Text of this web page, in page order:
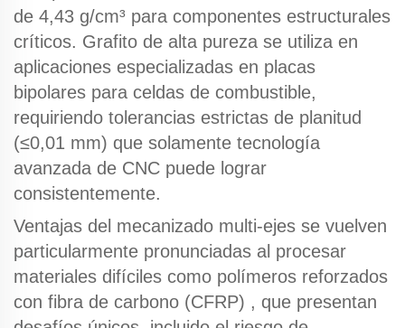
de 4,43 g/cm³ para componentes estructurales
críticos. Grafito de alta pureza se utiliza en
aplicaciones especializadas en placas
bipolares para celdas de combustible,
requiriendo tolerancias estrictas de planitud
(≤0,01 mm) que solamente tecnología
avanzada de CNC puede lograr
consistentemente.
Ventajas del mecanizado multi-ejes se vuelven
particularmente pronunciadas al procesar
materiales difíciles como polímeros reforzados
con fibra de carbono (CFRP) , que presentan